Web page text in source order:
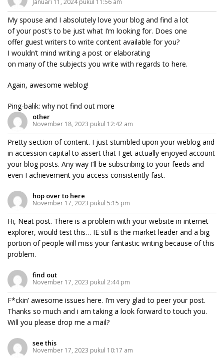
Januari 11, 2024 pukul 11:56 am
My spouse and I absolutely love your blog and find a lot
of your post’s to be just what I’m looking for. Does one
offer guest writers to write content available for you?
I wouldn’t mind writing a post or elaborating
on many of the subjects you write with regards to here.
Again, awesome weblog!
Ping-balik: why not find out more
other
November 18, 2023 pukul 12:42 am
Pretty section of content. I just stumbled upon your weblog and
in accession capital to assert that I get actually enjoyed account
your blog posts. Any way I’ll be subscribing to your feeds and
even I achievement you access consistently fast.
hop over to here
November 17, 2023 pukul 5:15 pm
Hi, Neat post. There is a problem with your website in internet
explorer, would test this… IE still is the market leader and a big
portion of people will miss your fantastic writing because of this
problem.
find out
November 17, 2023 pukul 2:44 pm
F*ckin’ awesome issues here. I’m very glad to peer your post.
Thanks so much and i am taking a look forward to touch you.
Will you please drop me a mail?
see this
November 17, 2023 pukul 10:17 am